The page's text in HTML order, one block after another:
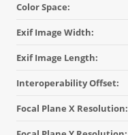
Color Space:
Exif Image Width:
Exif Image Length:
Interoperability Offset:
Focal Plane X Resolution: